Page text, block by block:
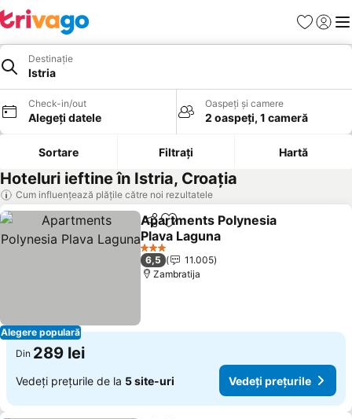
Favorite
Destinație
Istria
Check-in/out
Alegeți datele
Oaspeți și camere
2 oaspeți, 1 cameră
Sortare Filtrați Hartă
Hoteluri ieftine în Istria, Croaţia
Cum influențează plățile către noi rezultatele
Alegere populară
DistribuițiAdăugaţi la favorite
Apartments Polynesia
Plava Laguna
3 Stele
6,5
11.005
Zambratija
Din 289 lei
Vedeți prețurile de la 5 site-uri Vedeți prețurile